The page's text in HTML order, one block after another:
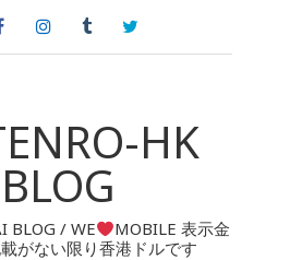
HK
BLOG
BLOG / WE
MOBILE 表示金
がない限り香港ドルです